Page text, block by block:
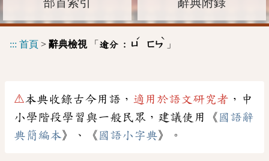
::: 首頁 > 辭典檢視「 逾分 : ㄩ
ˊ
ㄈㄣ
ˋ
」
⚠本典收錄古今用語， 適用於語文研究者 ，中
小學階段學習與一般民眾，建議使用《 國語辭
典簡編本》、《 國語小字典》。